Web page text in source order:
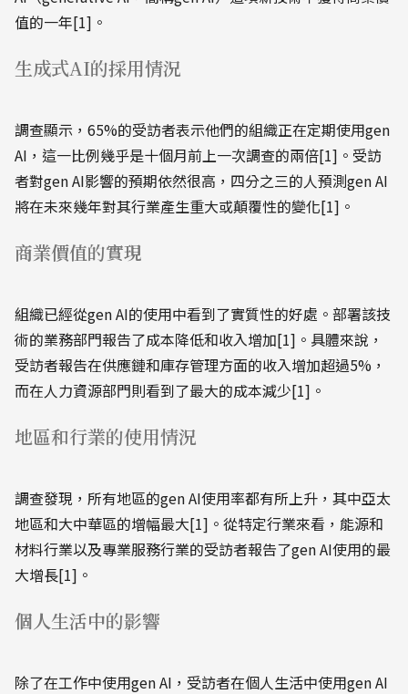
值的一年[1]。
生成式AI的採用情況
調查顯示，65%的受訪者表示他們的組織正在定期使用gen
AI，這一比例幾乎是十個月前上一次調查的兩倍[1]。受訪
者對gen AI影響的預期依然很高，四分之三的人預測gen AI
將在未來幾年對其行業產生重大或顛覆性的變化[1]。
商業價值的實現
組織已經從gen AI的使用中看到了實質性的好處。部署該技
術的業務部門報告了成本降低和收入增加[1]。具體來說，
受訪者報告在供應鏈和庫存管理方面的收入增加超過5%，
而在人力資源部門則看到了最大的成本減少[1]。
地區和行業的使用情況
調查發現，所有地區的gen AI使用率都有所上升，其中亞太
地區和大中華區的增幅最大[1]。從特定行業來看，能源和
材料行業以及專業服務行業的受訪者報告了gen AI使用的最
大增長[1]。
個人生活中的影響
除了在工作中使用gen AI，受訪者在個人生活中使用gen AI